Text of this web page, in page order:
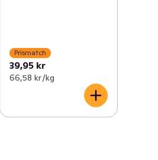
Prismatch
39,95 kr
66,58 kr /kg